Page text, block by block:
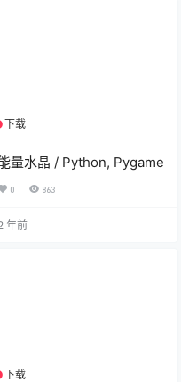
下载
量水晶 / Python, Pygame
0 863
年前
下载